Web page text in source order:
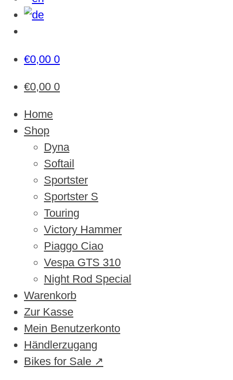
€0,00 0
€0,00 0
Home
Shop
Dyna
Softail
Sportster
Sportster S
Touring
Victory Hammer
Piaggo Ciao
Vespa GTS 310
Night Rod Special
Warenkorb
Zur Kasse
Mein Benutzerkonto
Händlerzugang
Bikes for Sale ↗